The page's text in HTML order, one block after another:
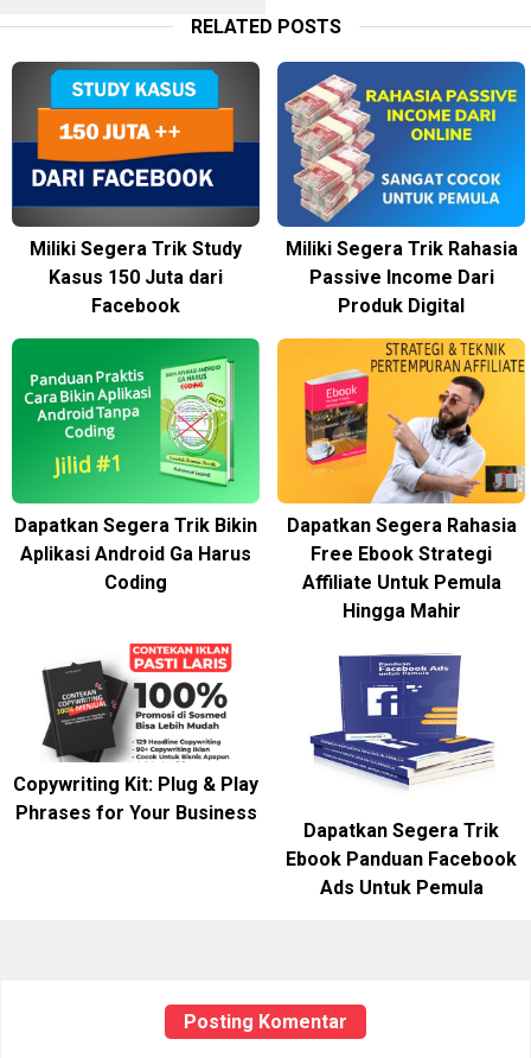
RELATED POSTS
Miliki Segera Trik Study
Kasus 150 Juta dari
Facebook
Miliki Segera Trik Rahasia
Passive Income Dari
Produk Digital
Dapatkan Segera Trik Bikin
Aplikasi Android Ga Harus
Coding
Dapatkan Segera Rahasia
Free Ebook Strategi
Affiliate Untuk Pemula
Hingga Mahir
Copywriting Kit: Plug & Play
Phrases for Your Business
Dapatkan Segera Trik
Ebook Panduan Facebook
Ads Untuk Pemula
Posting Komentar